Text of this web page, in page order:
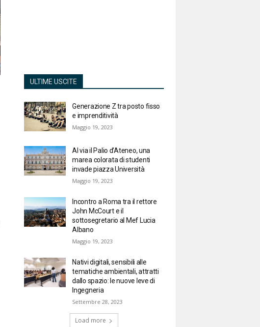
ULTIME USCITE
Generazione Z tra posto fisso
e imprenditività
Maggio 19, 2023
Al via il Palio d’Ateneo, una
marea colorata di studenti
invade piazza Università
Maggio 19, 2023
Incontro a Roma tra il rettore
John McCourt e il
sottosegretario al Mef Lucia
Albano
Maggio 19, 2023
Nativi digitali, sensibili alle
tematiche ambientali, attratti
dallo spazio: le nuove leve di
Ingegneria
Settembre 28, 2023
Load more